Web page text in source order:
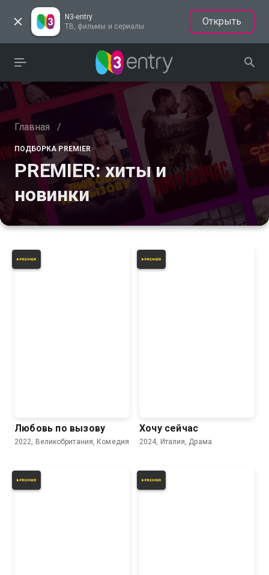
N3-entry
ТВ, фильмы и сериалы
Открыть
Главная /
ПОДБОРКА PREMIER
PREMIER: хиты и
новинки
Любовь по вызову
2022, Великобритания, Комедия
Хочу сейчас
2024, Италия, Драма